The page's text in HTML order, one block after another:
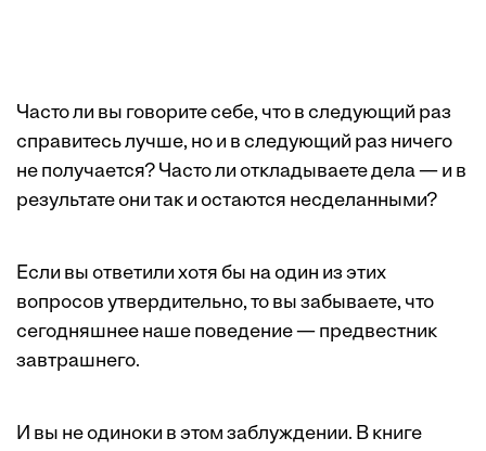
Часто ли вы говорите себе, что в следующий раз
справитесь лучше, но и в следующий раз ничего
не получается? Часто ли откладываете дела — и в
результате они так и остаются несделанными?
Если вы ответили хотя бы на один из этих
вопросов утвердительно, то вы забываете, что
сегодняшнее наше поведение — предвестник
завтрашнего.
И вы не одиноки в этом заблуждении. В книге